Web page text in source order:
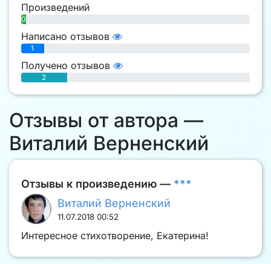
Отзывы от автора —
Виталий Верненский
Отзывы к произведению — ***
Виталий Верненский
11.07.2018 00:52
Интересное стихотворение, Екатерина!
Произведений
0
Написано отзывов
1
Получено отзывов
2